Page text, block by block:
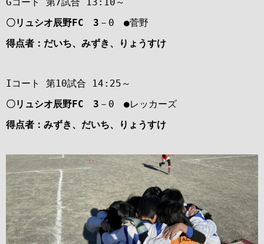
Gコート 第7試合 13:10～
〇リュシオ辰野FC 3 －0 ●菅野
得点者：だいち、みずき、りょうすけ
Iコート 第10試合 14:25～
〇リュシオ辰野FC 3 －0 ●レッカーズ
得点者：みずき、だいち、りょうすけ